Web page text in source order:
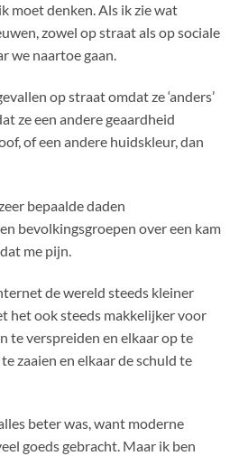
moet denken. Als ik zie wat
zowel op straat als op sociale
we naartoe gaan.
op straat omdat ze ‘anders’
ze een andere geaardheid
of een andere huidskleur, dan
bepaalde daden
bevolkingsgroepen over een kam
me pijn.
de wereld steeds kleiner
het ook steeds makkelijker voor
te verspreiden en elkaar op te
zaaien en elkaar de schuld te
beter was, want moderne
goeds gebracht. Maar ik ben